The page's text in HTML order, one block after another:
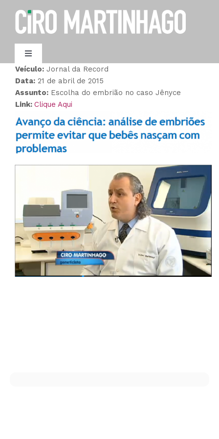
para
Toggle
Navigation
AGENDAMENTO
Veículo:Jornal da Record
Data:21 de abril de 2015
Assunto:Escolha do embrião no caso Jênyce
Link: Clique Aqui